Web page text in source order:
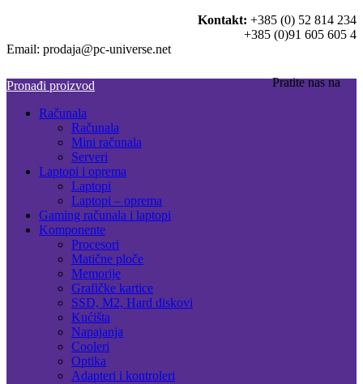
Kontakt: +385 (0) 52 814 234
+385 (0)91 605 605 4
Email: prodaja@pc-universe.net
Pratite nas na
Pronađi proizvod
Računala
Računala
Mini računala
Serveri
Laptopi i oprema
Laptopi
Laptopi – oprema
Gaming računala i laptopi
Komponente
Procesori
Matične ploče
Memorije
Grafičke kartice
SSD, M2, Hard diskovi
Kućišta
Napajanja
Cooleri
Optika
Adapteri i kontroleri